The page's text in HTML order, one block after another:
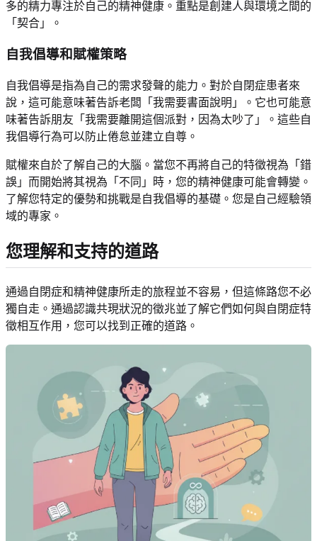
多的精力專注於自己的精神健康。重點是創建人與環境之間的
「契合」。
自我倡導和賦權策略
自我倡導是指為自己的需求發聲的能力。對於自閉症患者來
說，這可能意味著告訴老闆「我需要書面說明」。它也可能意
味著告訴朋友「我需要離開這個派對，因為太吵了」。這些自
我倡導行為可以防止倦怠並建立自尊。
賦權來自於了解自己的大腦。當您不再將自己的特徵視為「錯
誤」而開始將其視為「不同」時，您的精神健康可能會轉變。
了解您特定的優勢和挑戰是自我倡導的基礎。您是自己經驗領
域的專家。
您理解和支持的道路
通過自閉症和精神健康所走的旅程並不容易，但這條路您不必
獨自走。通過認識共現狀況的徵兆並了解它們如何與自閉症特
徵相互作用，您可以找到正確的道路。